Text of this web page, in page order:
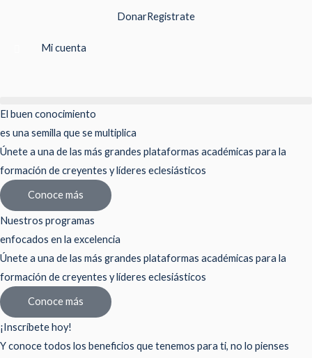
contenido
DonarRegistrate
Mi cuenta
El buen conocimiento
es una semilla que se multiplica
Únete a una de las más grandes plataformas académicas para la
formación de creyentes y líderes eclesiásticos
Conoce más
Nuestros programas
enfocados en la excelencia
Únete a una de las más grandes plataformas académicas para la
formación de creyentes y líderes eclesiásticos
Conoce más
¡Inscríbete hoy!
Y conoce todos los beneficios que tenemos para ti, no lo pienses